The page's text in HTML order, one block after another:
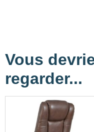
Vous
regarder...